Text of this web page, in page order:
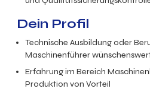
Dein Profil
Technische Ausbildung oder
Maschinenführer
Erfahrung im Bereich
Produktion von Vorteil